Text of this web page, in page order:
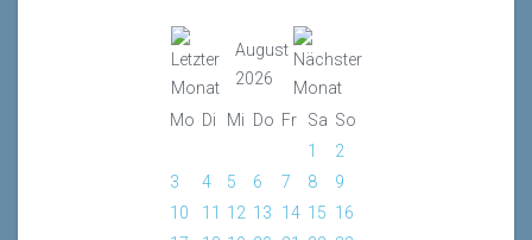
August
2026
Mo Di Mi Do Fr Sa So
1
2
3
4 5 6 7 8
9
10
11 12 13 14 15 16